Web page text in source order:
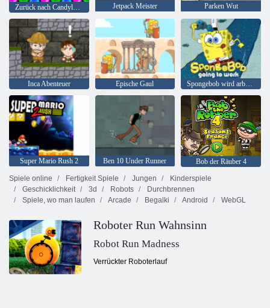
Jetpack Meister Parken Wut
Inca Abenteuer Epische Gaul Spongebob wird arbeiten
Super Mario Rush 2 Ben 10 Under Runner
Bob der Räuber 4
Spiele online
Fertigkeit Spiele Jungen
Kinderspiele
Geschicklichkeit
3d Robots
Durchbrennen
Spiele, wo man laufen
Arcade Begalki Android WebGL
Roboter Run Wahnsinn
Robot Run Madness
Verrückter Roboterlauf